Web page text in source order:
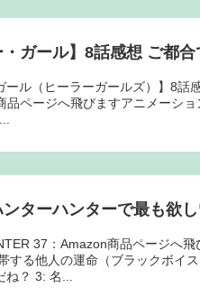
・ガール】8話感想 ご都
ール（ヒーラーガールズ）】8
品ページへ飛びますアニメーシ
ンターハンターで最も欲
37：Amazon商品ページへ
する他人の運命（ブラックボイ
？ 3: 名...